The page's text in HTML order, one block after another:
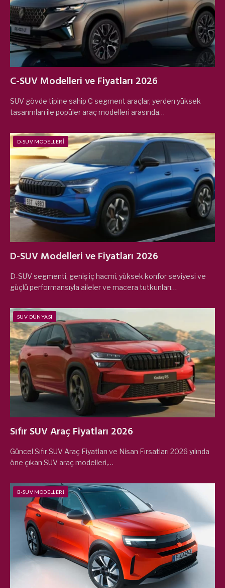
C-SUV Modelleri ve Fiyatları 2026
SUV gövde tipine sahip C segment araçlar, yerden yüksek
tasarımları ile popüler araç modelleri arasında…
D-SUV MODELLERI
D-SUV Modelleri ve Fiyatları 2026
D-SUV segmenti, geniş iç hacmi, yüksek konfor seviyesi ve
güçlü performansıyla aileler ve macera tutkunları…
SUV DÜNYASI
Sıfır SUV Araç Fiyatları 2026
Güncel Sıfır SUV Araç Fiyatları ve Nisan Fırsatları 2026 yılında
öne çıkan SUV araç modelleri,…
B-SUV MODELLERI